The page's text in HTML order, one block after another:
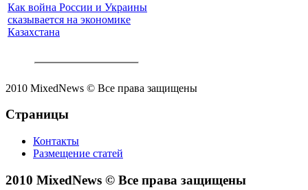
Как война России и Украины
сказывается на экономике
Казахстана
2010 MixedNews © Все права защищены
Страницы
Контакты
Размещение статей
2010 MixedNews © Все права защищены